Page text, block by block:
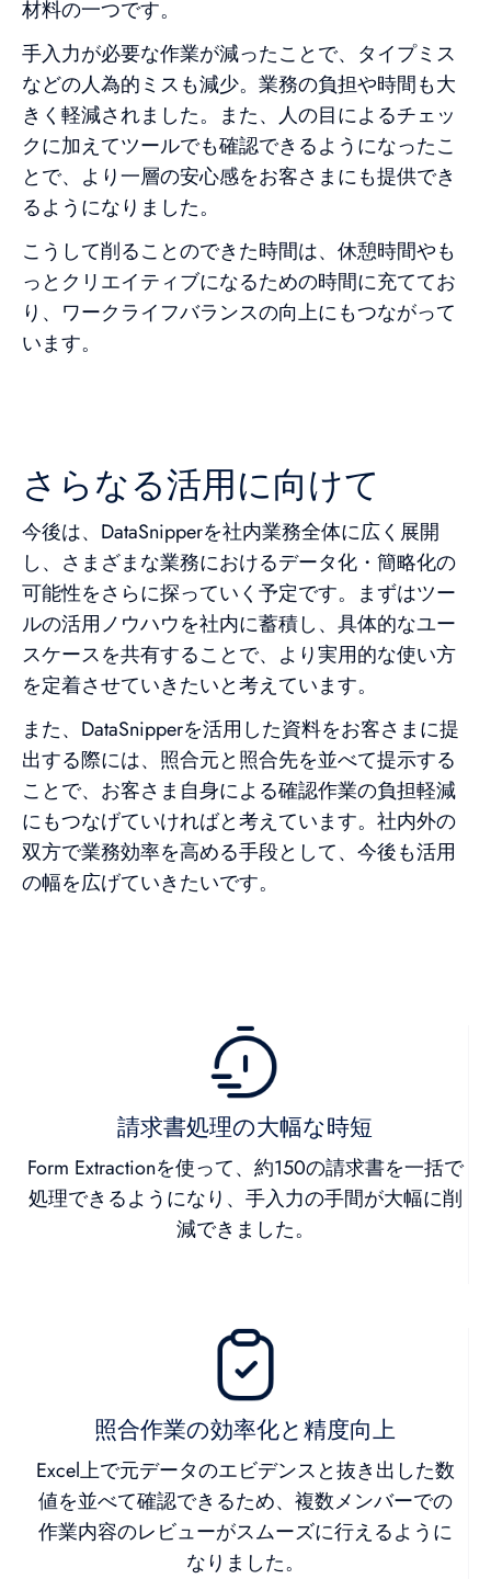
材料の一つです。
手入力が必要な作業が減ったことで、タイプミス
などの人為的ミスも減少。業務の負担や時間も大
きく軽減されました。また、人の目によるチェッ
クに加えてツールでも確認できるようになったこ
とで、より一層の安心感をお客さまにも提供でき
るようになりました。
こうして削ることのできた時間は、休憩時間やも
っとクリエイティブになるための時間に充ててお
り、ワークライフバランスの向上にもつながって
います。
‍さらなる活用に向けて
今後は、DataSnipperを社内業務全体に広く展開
し、さまざまな業務におけるデータ化・簡略化の
可能性をさらに探っていく予定です。まずはツー
ルの活用ノウハウを社内に蓄積し、具体的なユー
スケースを共有することで、より実用的な使い方
を定着させていきたいと考えています。
また、DataSnipperを活用した資料をお客さまに提
出する際には、照合元と照合先を並べて提示する
ことで、お客さま自身による確認作業の負担軽減
にもつなげていければと考えています。社内外の
双方で業務効率を高める手段として、今後も活用
の幅を広げていきたいです。
請求書処理の大幅な時短
Form Extractionを使って、約150の請求書を一括で
処理できるようになり、手入力の手間が大幅に削
減できました。
照合作業の効率化と精度向上
Excel上で元データのエビデンスと抜き出した数
値を並べて確認できるため、複数メンバーでの
作業内容のレビューがスムーズに行えるように
なりました。